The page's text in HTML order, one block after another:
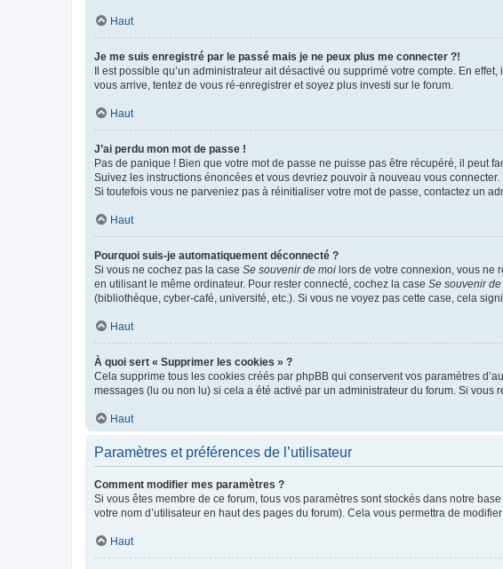
Haut
Je me suis enregistré par le passé mais je ne peux plus me connecter ?!
Il est possible qu’un administrateur ait désactivé ou supprimé votre compte. En
vous arrive, tentez de vous ré-enregistrer et soyez plus investi sur le forum.
Haut
J’ai perdu mon mot de passe !
Pas de panique ! Bien que votre mot de passe ne puisse pas être récupéré, il peut
Suivez les instructions énoncées et vous devriez pouvoir à nouveau vous connecter.
Si toutefois vous ne parveniez pas à réinitialiser votre mot de passe, contactez un
Haut
Pourquoi suis-je automatiquement déconnecté ?
Si vous ne cochez pas la case Se souvenir de moi lors de votre connexion, vous ne
en utilisant le même ordinateur. Pour rester connecté, cochez la case Se souvenir
(bibliothèque, cyber-café, université, etc.). Si vous ne voyez pas cette case, cela
Haut
À quoi sert « Supprimer les cookies » ?
Cela supprime tous les cookies créés par phpBB qui conservent vos paramètres
messages (lu ou non lu) si cela a été activé par un administrateur du forum. Si
Haut
Paramètres et préférences de l’utilisateur
Comment modifier mes paramètres ?
Si vous êtes membre de ce forum, tous vos paramètres sont stockés dans notre
votre nom d’utilisateur en haut des pages du forum). Cela vous permettra de
Haut